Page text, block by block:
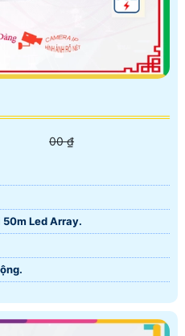
00 ₫
50m Led Array.